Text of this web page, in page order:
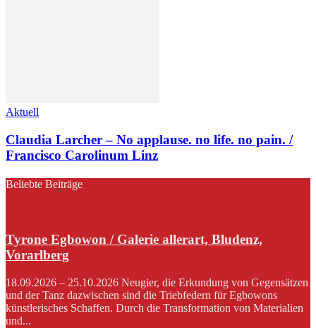
Aktuell
Claudia Larcher – No applause. no life. no pain. /
Francisco Carolinum Linz
Beliebte Beiträge
Tyrone Egbowon / Galerie allerart, Bludenz,
Vorarlberg
18.09.2026 – 25.10.2026 Neugier, die Erkundung von Gegensätzen
und der Tanz dazwischen sind die Triebfedern für Egbowons
künstlerisches Schaffen. Durch die Transformation von Materialien
und...